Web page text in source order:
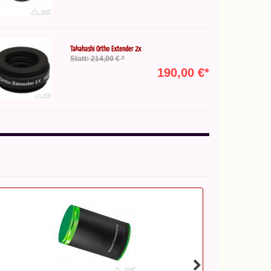
Takahashi Ortho Extender 2x
Statt: 214,00 € *
190,00 €*